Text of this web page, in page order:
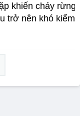
khiến cháy rừng
trở nên khó kiểm